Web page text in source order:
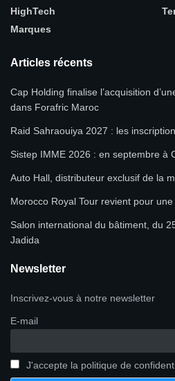
HighTech
Marques
Articles récents
Cap Holding finalise l’acquisition
dans Forafric Maroc
Raid Sahraouiya 2027 : les
Sistep IMME 2026 : en septembre à
Auto Hall, distributeur exclusif de la
Morocco Royal Tour revient pour
Salon international du bâtiment, du
Jadida
Newsletter
Inscrivez-vous à notre newsletter
E-mail
J'accepte la politique de